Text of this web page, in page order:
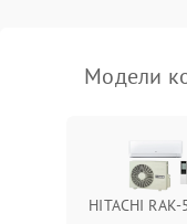
Модели
HITACHI RAK-